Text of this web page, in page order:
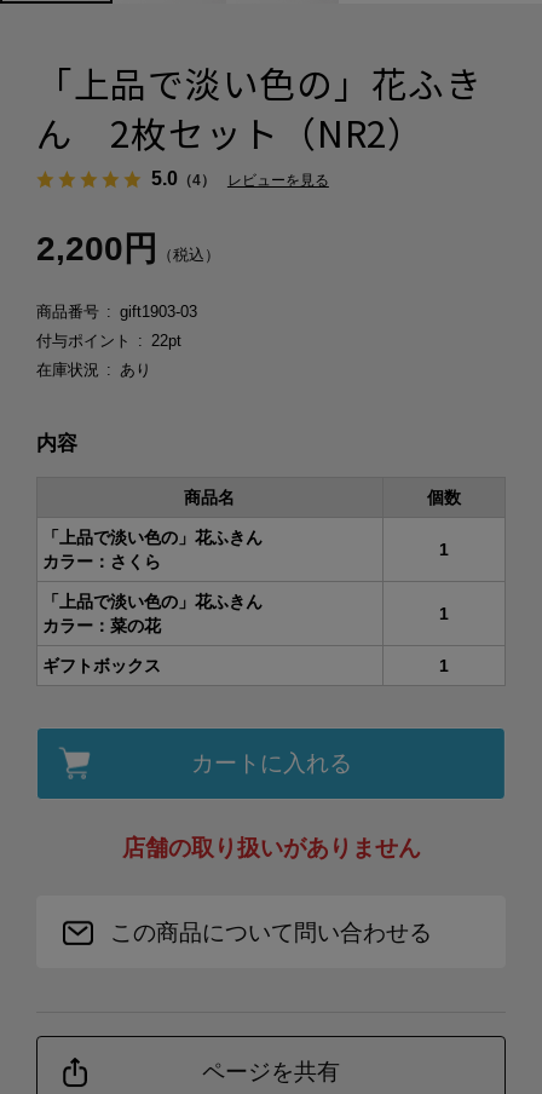
「上品で淡い色の」花ふき
ん 2枚セット（NR2）
5.0（4） レビューを見る
2,200円 （税込）
商品番号
gift1903-03
付与ポイント
22pt
在庫状況
あり
カートに入れる
店舗の取り扱いがありません
内容
商品名 個数
「上品で淡い色の」花ふきん
カラー：さくら
1
「上品で淡い色の」花ふきん
カラー：菜の花
1
ギフトボックス 1
この商品について問い合わせる
ページを共有